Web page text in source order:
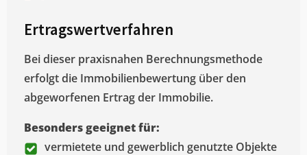
Ertragswertverfahren
Bei dieser praxisnahen Berechnungsmethode
erfolgt die Immobilienbewertung über den
abgeworfenen Ertrag der Immobilie.
Besonders geeignet für:
vermietete und gewerblich genutzte Objekte